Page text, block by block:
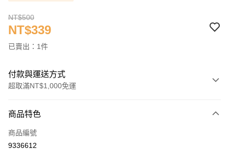
NT$500
NT$339
已賣出：1件
付款與運送方式
超取滿NT$1,000免運
信用卡一次付款
信用卡分期付款
商品特色
商品編號
9336612